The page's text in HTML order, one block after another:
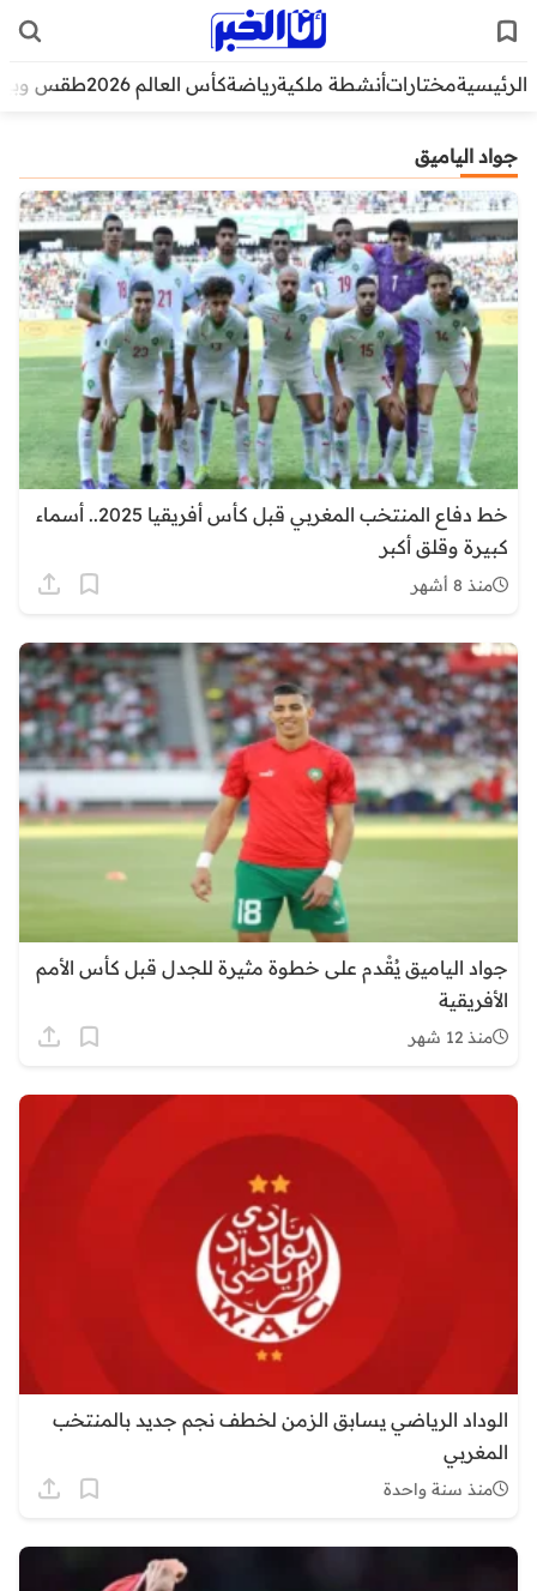
الرئيسيةمختاراتأنشطة ملكيةرياضةكأس العالم 2026 طقس
جواد الياميق
خط دفاع المنتخب المغربي قبل كأس أفريقيا 2025.. أسماء
كبيرة وقلق أكبر
منذ 8 أشهر
جواد الياميق يُقْدم على خطوة مثيرة للجدل قبل كأس الأمم
الأفريقية
منذ 12 شهر
الوداد الرياضي يسابق الزمن لخطف نجم جديد بالمنتخب
المغربي
منذ سنة واحدة